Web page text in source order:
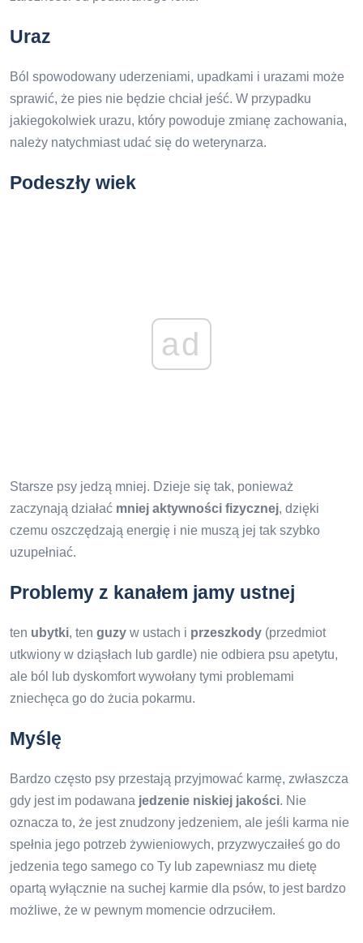
Uraz
Ból spowodowany uderzeniami, upadkami i urazami może
sprawić, że pies nie będzie chciał jeść. W przypadku
jakiegokolwiek urazu, który powoduje zmianę zachowania,
należy natychmiast udać się do weterynarza.
Podeszły wiek
ad
Starsze psy jedzą mniej. Dzieje się tak, ponieważ
zaczynają działać mniej aktywności fizycznej, dzięki
czemu oszczędzają energię i nie muszą jej tak szybko
uzupełniać.
Problemy z kanałem jamy ustnej
ten ubytki, ten guzy w ustach i przeszkody (przedmiot
utkwiony w dziąsłach lub gardle) nie odbiera psu apetytu,
ale ból lub dyskomfort wywołany tymi problemami
zniechęca go do żucia pokarmu.
Myślę
Bardzo często psy przestają przyjmować karmę, zwłaszcza
gdy jest im podawana jedzenie niskiej jakości. Nie
oznacza to, że jest znudzony jedzeniem, ale jeśli karma nie
spełnia jego potrzeb żywieniowych, przyzwyczaiłeś go do
jedzenia tego samego co Ty lub zapewniasz mu dietę
opartą wyłącznie na suchej karmie dla psów, to jest bardzo
możliwe, że w pewnym momencie odrzuciłem.